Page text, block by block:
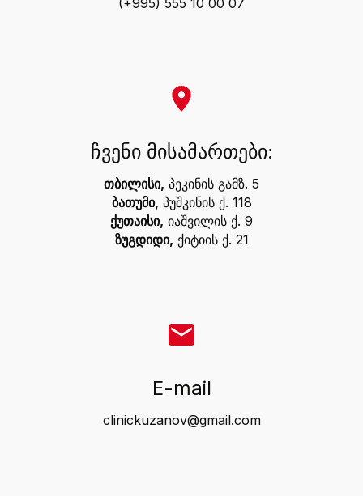
(+995) 555 10 00 07
ჩვენი მისამართები:
თბილისი, პეკინის გამზ. 5
ბათუმი, პუშკინის ქ. 118
ქუთაისი, იაშვილის ქ. 9
ზუგდიდი, ქიტიის ქ. 21
E-mail
clinickuzanov@gmail.com